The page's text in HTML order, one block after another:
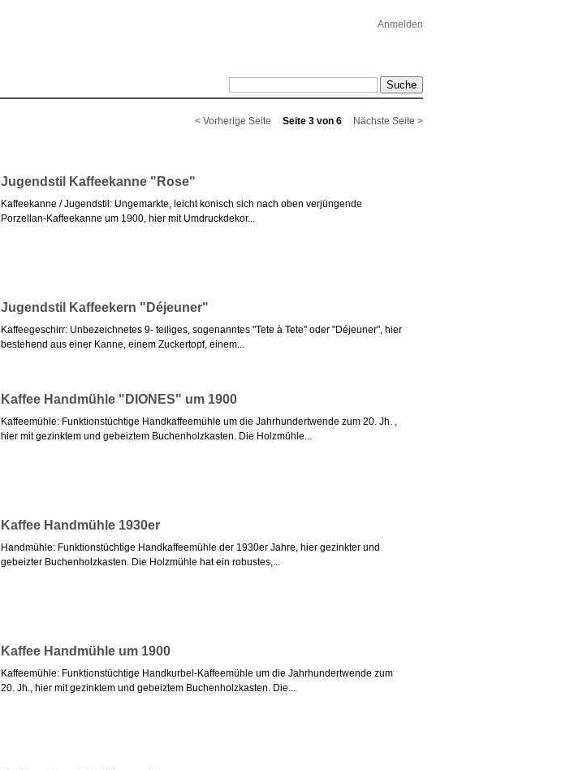
Anmelden
< Vorherige Seite Seite 3 von 6 Nächste Seite >
Jugendstil Kaffeekanne "Rose"
Kaffeekanne / Jugendstil: Ungemarkte, leicht konisch sich nach oben verjüngende
Porzellan-Kaffeekanne um 1900, hier mit Umdruckdekor...
Jugendstil Kaffeekern "Déjeuner"
Kaffeegeschirr: Unbezeichnetes 9- teiliges, sogenanntes "Tete à Tete" oder "Déjeuner", hier
bestehend aus einer Kanne, einem Zuckertopf, einem...
Kaffee Handmühle "DIONES" um 1900
Kaffeemühle: Funktionstüchtige Handkaffeemühle um die Jahrhundertwende zum 20. Jh. ,
hier mit gezinktem und gebeiztem Buchenholzkasten. Die Holzmühle...
Kaffee Handmühle 1930er
Handmühle: Funktionstüchtige Handkaffeemühle der 1930er Jahre, hier gezinkter und
gebeizter Buchenholzkasten. Die Holzmühle hat ein robustes,...
Kaffee Handmühle um 1900
Kaffeemühle: Funktionstüchtige Handkurbel-Kaffeemühle um die Jahrhundertwende zum
20. Jh., hier mit gezinktem und gebeiztem Buchenholzkasten. Die...